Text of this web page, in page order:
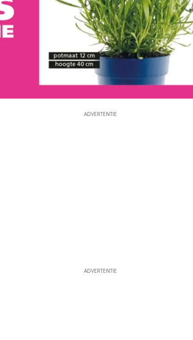
ADVERTENTIE
ADVERTENTIE